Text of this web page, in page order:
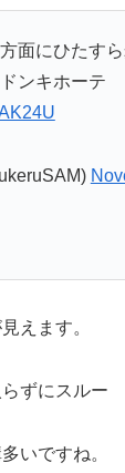
面にひたすら
ンキホーテ
えます。
ずにスルー
いですね。